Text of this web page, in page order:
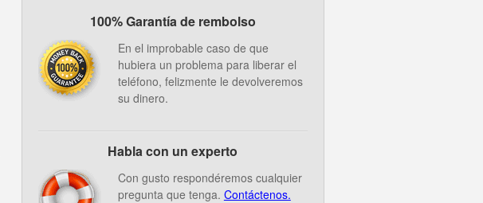
100% Garantía de rembolso
En el improbable caso de que
hubiera un problema para liberar el
teléfono, felizmente le devolveremos
su dinero.
Habla con un experto
Con gusto respondéremos cualquier
pregunta que tenga. Contáctenos.